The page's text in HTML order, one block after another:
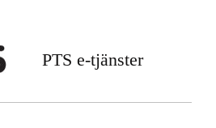
PTS e-tjänster